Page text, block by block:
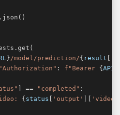
. json ( )
.get (
}/model/prediction/{ result
"Authorization" : f"Bearer {
== "completed" :
{ status 'output'